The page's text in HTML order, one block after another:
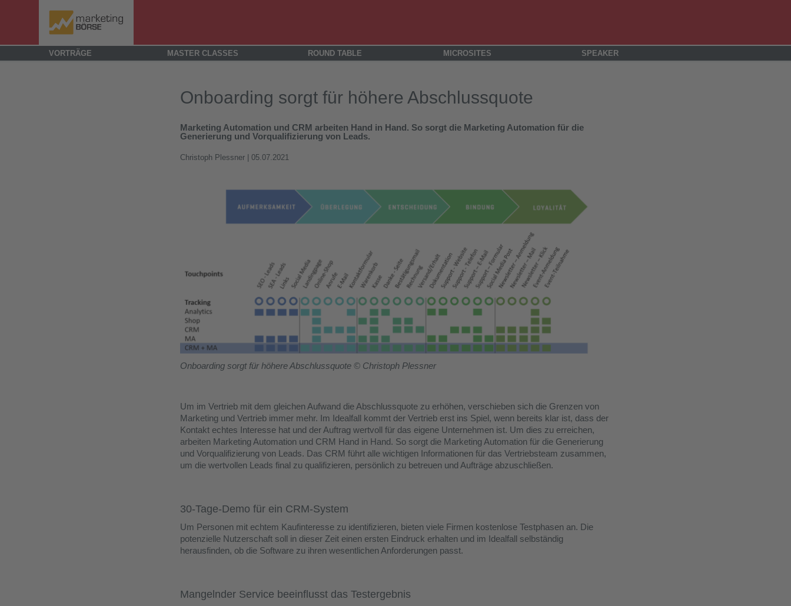
VORTRÄGE MASTER CLASSES ROUND TABLE MICROSITES SPEAKER
Onboarding sorgt für höhere Abschlussquote
Marketing Automation und CRM arbeiten Hand in Hand. So sorgt die Marketing Automation für die
Generierung und Vorqualifizierung von Leads.
Christoph Plessner | 05.07.2021
Onboarding sorgt für höhere Abschlussquote © Christoph Plessner
Um im Vertrieb mit dem gleichen Aufwand die Abschlussquote zu erhöhen, verschieben sich die Grenzen von
Marketing und Vertrieb immer mehr. Im Idealfall kommt der Vertrieb erst ins Spiel, wenn bereits klar ist, dass der
Kontakt echtes Interesse hat und der Auftrag wertvoll für das eigene Unternehmen ist. Um dies zu erreichen,
arbeiten Marketing Automation und CRM Hand in Hand. So sorgt die Marketing Automation für die Generierung
und Vorqualifizierung von Leads. Das CRM führt alle wichtigen Informationen für das Vertriebsteam zusammen,
um die wertvollen Leads final zu qualifizieren, persönlich zu betreuen und Aufträge abzuschließen.
30-Tage-Demo für ein CRM-System
Um Personen mit echtem Kaufinteresse zu identifizieren, bieten viele Firmen kostenlose Testphasen an. Die
potenzielle Nutzerschaft soll in dieser Zeit einen ersten Eindruck erhalten und im Idealfall selbständig
herausfinden, ob die Software zu ihren wesentlichen Anforderungen passt.
Mangelnder Service beeinflusst das Testergebnis